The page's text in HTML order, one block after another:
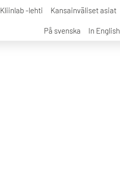
Kliinlab -lehti Kansainväliset asiat
På svenska In English